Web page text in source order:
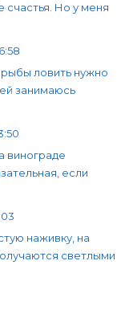
счастья. Но у меня
ловить нужно
занимаюсь
винограде
если
наживку, на
светлыми